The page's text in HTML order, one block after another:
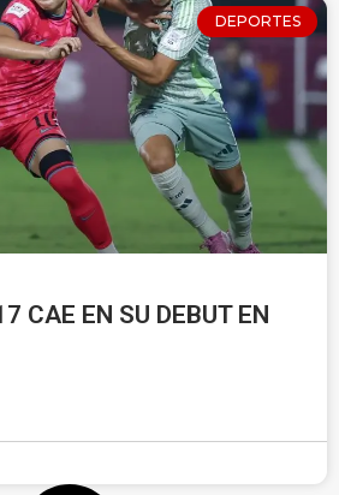
DEPORTES
CAE EN SU DEBUT EN